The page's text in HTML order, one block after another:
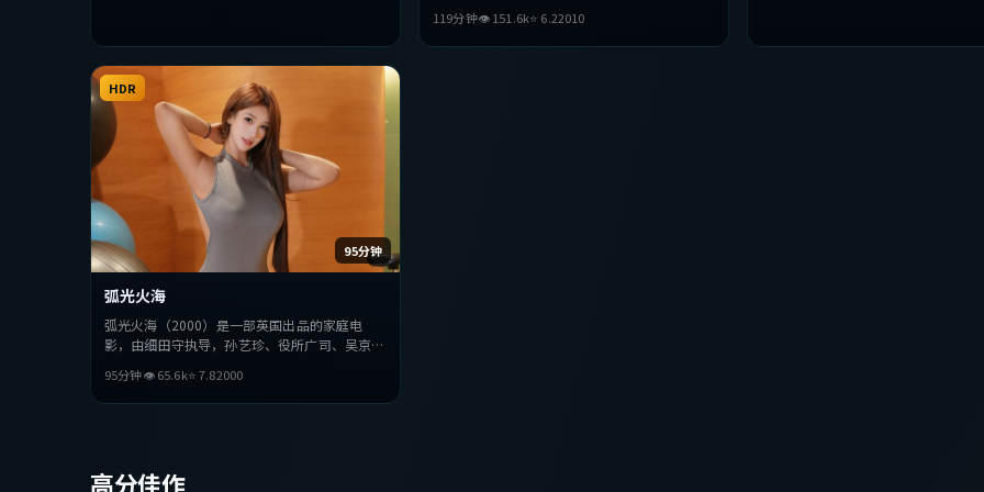
抉择，节奏张弛有度，适合喜欢该类型的观众完
整观看。
119分钟👁151.6k⭐ 6.22010
95分钟
HDR
弧光火海
弧光火海（2000）是一部英国出品的家庭电
影，由细田守执导，孙艺珍、役所广司、吴京等
与抉择，节奏张弛有度，适合喜欢该类型的观众
完整观看。
95分钟👁65.6k⭐7.82000
高分佳作